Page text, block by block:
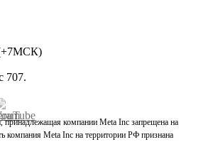
707.
принадлежащая компании Meta Inc запрещена на
компания Meta Inc на территории РФ признана